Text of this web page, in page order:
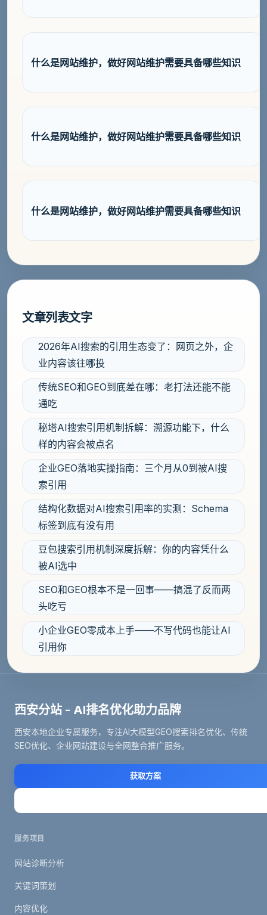
什么是网站维护，做好网站维护需要具备哪些知识
什么是网站维护，做好网站维护需要具备哪些知识
什么是网站维护，做好网站维护需要具备哪些知识
文章列表文字
2026年AI搜索的引用生态变了：网页之外，企
业内容该往哪投
传统SEO和GEO到底差在哪：老打法还能不能
通吃
秘塔AI搜索引用机制拆解：溯源功能下，什么
样的内容会被点名
企业GEO落地实操指南：三个月从0到被AI搜
索引用
结构化数据对AI搜索引用率的实测：Schema
标签到底有没有用
豆包搜索引用机制深度拆解：你的内容凭什么
被AI选中
SEO和GEO根本不是一回事——搞混了反而两
头吃亏
小企业GEO零成本上手——不写代码也能让AI
引用你
西安分站 - AI排名优化助力品牌
西安本地企业专属服务，专注AI大模型GEO搜索排名优化、传统
SEO优化、企业网站建设与全网整合推广服务。
获取方案
服务项目
网站诊断分析
关键词策划
内容优化